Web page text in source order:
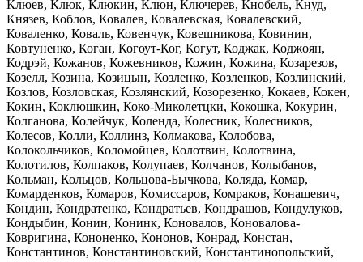
Клюев, Клюк, Клюкин, Клюн, Ключерев, Кнобель, Кнуд,
Князев, Коблов, Ковалев, Ковалевская, Ковалевский,
Коваленко, Коваль, Ковенчук, Ковешникова, Ковинин,
Ковтуненко, Коган, Когоут-Ког, Когут, Коджак, Коджоян,
Кодрэй, Кожанов, Кожевников, Кожин, Кожина, Козарезов,
Козелл, Козина, Козицын, Козленко, Козленков, Козлинский,
Козлов, Козловская, Козлянский, Козорезенко, Кокаев, Кокен,
Кокин, Коклюшкин, Коко-Миколетцки, Кокошка, Кокурин,
Колганова, Колейчук, Коленда, Колесник, Колесников,
Колесов, Колли, Коллинз, Колмакова, Колобова,
Колокольчиков, Коломойцев, Колотвин, Колотвина,
Колотилов, Колпаков, Колупаев, Колчанов, Колыбанов,
Кольман, Кольцов, Кольцова-Бычкова, Коляда, Комар,
Комарденков, Комаров, Комиссаров, Комраков, Конашевич,
Кондин, Кондратенко, Кондратьев, Кондрашов, Кондулуков,
Кондыбин, Конин, Конинк, Коновалов, Коновалова-
Ковригина, Кононенко, Кононов, Конрад, Констан,
Константинов, Константиновский, Константинопольский,